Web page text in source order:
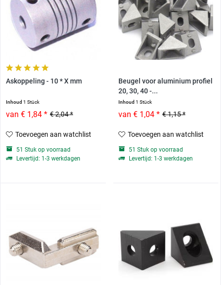
Askoppeling - 10 * X mm
Inhoud1 Stück
€ 2,04 *
van € 1,84 *
Toevoegen aan watchlist
51 Stuk op voorraad
Levertijd: 1-3 werkdagen
Beugel voor aluminium profiel
20, 30, 40 -...
Inhoud 1 Stück
€ 1,15 *
van € 1,04 *
Toevoegen aan watchlist
51 Stuk op voorraad
Levertijd: 1-3 werkdagen